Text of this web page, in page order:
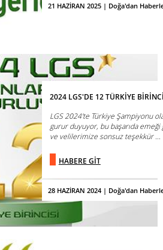
21 HAZİRAN 2025 | Doğa'dan
28 HAZİRAN 2024 | Doğa'dan
2024 LGS'DE 12 TÜRKİYE
LGS 2024'te Türkiye Şampiyonu
gurur duyuyor, bu başarıda
ve velilerimize sonsuz teşekkür ...
HABERE GİT